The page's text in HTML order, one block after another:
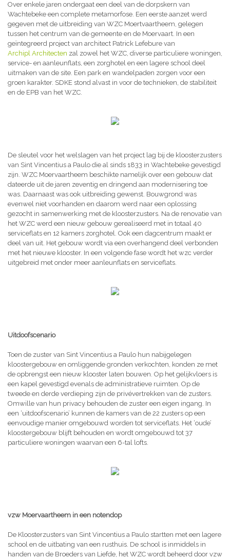
Over enkele jaren ondergaat een deel van de dorpskern van
Wachtebeke een complete metamorfose. Een eerste aanzet werd
gegeven met de uitbreiding van WZC Moertvaartheem, gelegen
tussen het centrum van de gemeente en de Moervaart. In een
geïntegreerd project van architect Patrick Lefebure van
Archipl Architecten zal zowel het WZC, diverse particuliere woningen,
service- en aanleunflats, een zorghotel en een lagere school deel
uitmaken van de site. Een park en wandelpaden zorgen voor een
groen karakter. SDKE stond alvast in voor de technieken, de stabiliteit
en de EPB van het WZC.
De sleutel voor het welslagen van het project lag bij de kloosterzusters
van Sint Vincentius a Paulo die al sinds 1833 in Wachtebeke gevestigd
zijn. WZC Moervaartheem beschikte namelijk over een gebouw dat
dateerde uit de jaren zeventig en dringend aan modernisering toe
was. Daarnaast was ook uitbreiding gewenst. Bouwgrond was
evenwel niet voorhanden en daarom werd naar een oplossing
gezocht in samenwerking met de kloosterzusters. Na de renovatie van
het WZC werd een nieuw gebouw gerealiseerd met in totaal 40
serviceflats en 12 kamers zorghotel. Ook een dagcentrum maakt er
deel van uit. Het gebouw wordt via een overhangend deel verbonden
met het nieuwe klooster. In een volgende fase wordt het wzc verder
uitgebreid met onder meer aanleunflats en serviceflats.
Uitdoofscenario
Toen de zuster van Sint Vincentius a Paulo hun nabijgelegen
kloostergebouw en omliggende gronden verkochten, konden ze met
de opbrengst een nieuw klooster laten bouwen. Op het gelijkvloers is
een kapel gevestigd evenals de administratieve ruimten. Op de
tweede en derde verdieping zijn de privévertrekken van de zusters.
Omwille van hun privacy behouden de zuster een eigen ingang. In
een ‘uitdoofscenario’ kunnen de kamers van de 22 zusters op een
eenvoudige manier omgebouwd worden tot serviceflats. Het ‘oude’
kloostergebouw blijft behouden en wordt omgebouwd tot 37
particuliere woningen waarvan een 6-tal lofts.
vzw Moervaartheem in een notendop
De Kloosterzusters van Sint Vincentius a Paulo startten met een lagere
school en de uitbating van een rusthuis. De school is inmiddels in
handen van de Broeders van Liefde, het WZC wordt beheerd door vzw